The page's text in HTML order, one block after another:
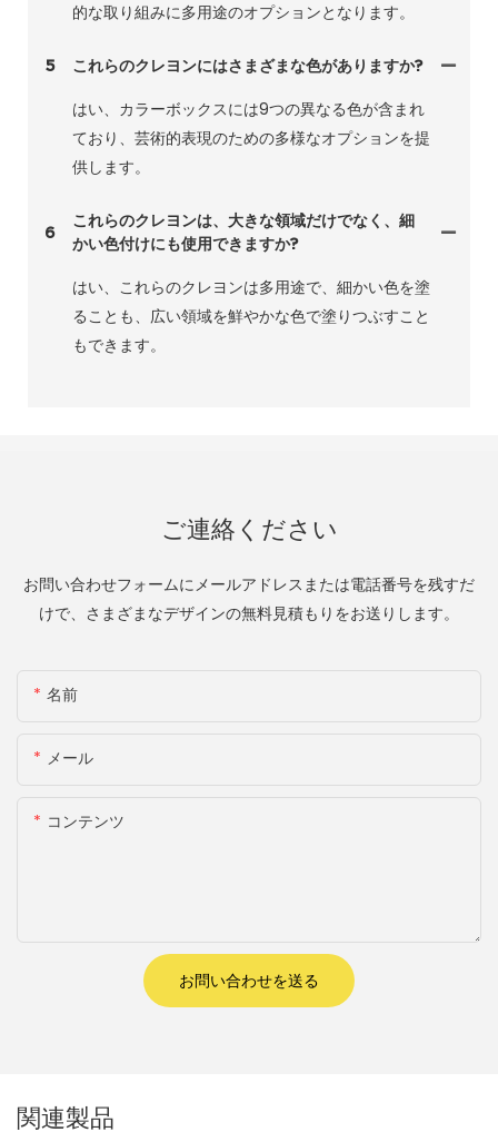
的な取り組みに多用途のオプションとなります。
5 これらのクレヨンにはさまざまな色がありますか?
はい、カラーボックスには9つの異なる色が含まれ
ており、芸術的表現のための多様なオプションを提
供します。
6
これらのクレヨンは、大きな領域だけでなく、細
かい色付けにも使用できますか?
はい、これらのクレヨンは多用途で、細かい色を塗
ることも、広い領域を鮮やかな色で塗りつぶすこと
もできます。
ご連絡ください
お問い合わせフォームにメールアドレスまたは電話番号を残すだ
けで、さまざまなデザインの無料見積もりをお送りします。
名前
メール
コンテンツ
お問い合わせを送る
関連製品